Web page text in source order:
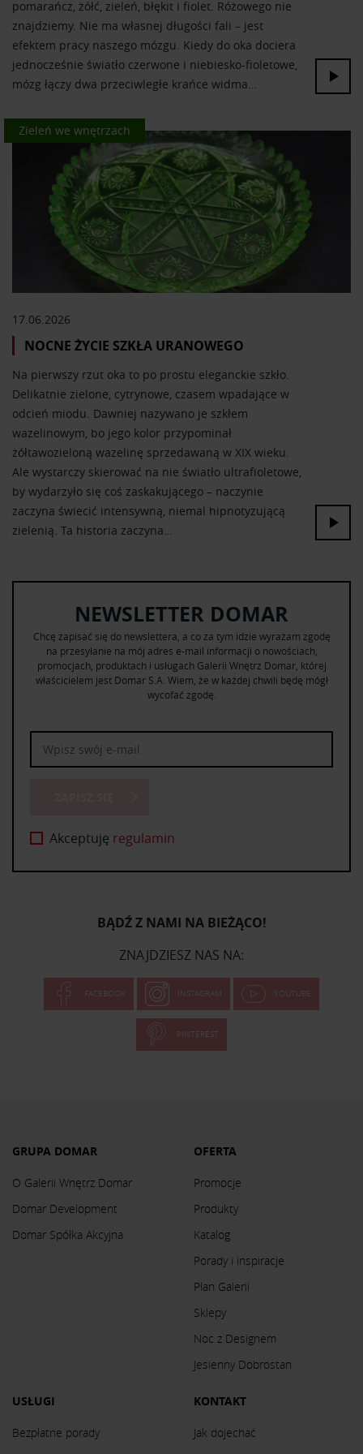
pomarańcz, żółć, zieleń, błękit i fiolet. Różowego nie
znajdziemy. Nie ma własnej długości fali – jest
efektem pracy naszego mózgu. Kiedy do oka dociera
jednocześnie światło czerwone i niebiesko-fioletowe,
mózg łączy dwa przeciwległe krańce widma…
Kolor we wnętrzach
Zieleń we wnętrzach
17.06.2026
NOCNE ŻYCIE SZKŁA URANOWEGO
Na pierwszy rzut oka to po prostu eleganckie szkło.
Delikatnie zielone, cytrynowe, czasem wpadające w
odcień miodu. Dawniej nazywano je szkłem
wazelinowym, bo jego kolor przypominał
żółtawozieloną wazelinę sprzedawaną w XIX wieku.
Ale wystarczy skierować na nie światło ultrafioletowe,
by wydarzyło się coś zaskakującego – naczynie
zaczyna świecić intensywną, niemal hipnotyzującą
zielenią. Ta historia zaczyna…
NEWSLETTER DOMAR
Chcę zapisać się do newslettera, a co za tym idzie wyrażam zgodę
na przesyłanie na mój adres e-mail informacji o nowościach,
promocjach, produktach i usługach Galerii Wnętrz Domar, której
właścicielem jest Domar S.A. Wiem, że w każdej chwili będę mógł
wycofać zgodę.
Akceptuję regulamin
BĄDŹ Z NAMI NA BIEŻĄCO!
ZNAJDZIESZ NAS NA:
FACEBOOK INSTAGRAM YOUTUBE
PINTEREST
GRUPA DOMAR
O Galerii Wnętrz Domar
Domar Development
Domar Spółka Akcyjna
OFERTA
Promocje
Produkty
Katalog
Porady i inspiracje
Plan Galerii
Sklepy
Noc z Designem
Jesienny Dobrostan
USŁUGI
Bezpłatne porady
KONTAKT
Jak dojechać